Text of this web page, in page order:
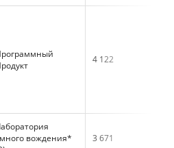
4 122
вождения*
3 671